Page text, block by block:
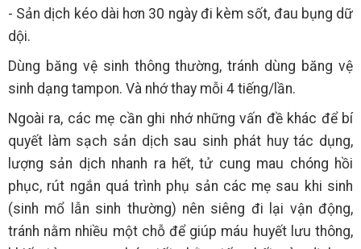
- Sản dịch kéo dài hơn 30 ngày đi kèm sốt, đau bụng dữ
dội.
Dùng băng vệ sinh thông thường, tránh dùng băng vệ
sinh dạng tampon. Và nhớ thay mỗi 4 tiếng/lần.
Ngoài ra, các mẹ cần ghi nhớ những vấn đề khác để bí
quyết làm sạch sản dịch sau sinh phát huy tác dụng,
lượng sản dịch nhanh ra hết, tử cung mau chóng hồi
phục, rút ngắn quá trình phụ sản các mẹ sau khi sinh
(sinh mổ lẫn sinh thường) nên siêng đi lại vận động,
tránh nằm nhiều một chỗ để giúp máu huyết lưu thông,